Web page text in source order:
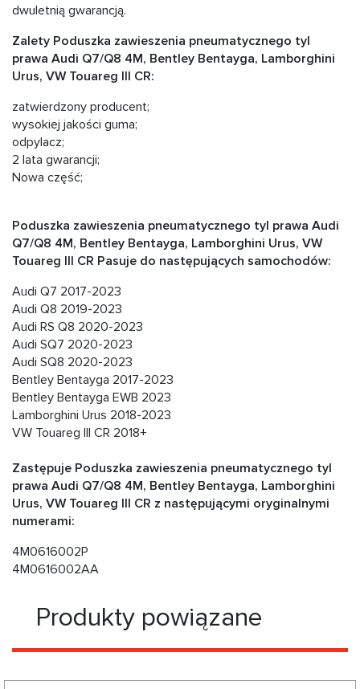
dwuletnią gwarancją.
Zalety Poduszka zawieszenia pneumatycznego tyl
prawa Audi Q7/Q8 4M, Bentley Bentayga, Lamborghini
Urus, VW Touareg III CR:
zatwierdzony producent;
wysokiej jakości guma;
odpylacz;
2 lata gwarancji;
Nowa część;
Poduszka zawieszenia pneumatycznego tyl prawa Audi
Q7/Q8 4M, Bentley Bentayga, Lamborghini Urus, VW
Touareg III CR Pasuje do następujących samochodów:
Audi Q7 2017-2023
Audi Q8 2019-2023
Audi RS Q8 2020-2023
Audi SQ7 2020-2023
Audi SQ8 2020-2023
Bentley Bentayga 2017-2023
Bentley Bentayga EWB 2023
Lamborghini Urus 2018-2023
VW Touareg III CR 2018+
Zastępuje Poduszka zawieszenia pneumatycznego tyl
prawa Audi Q7/Q8 4M, Bentley Bentayga, Lamborghini
Urus, VW Touareg III CR z następującymi oryginalnymi
numerami:
4M0616002P
4M0616002AA
Produkty powiązane